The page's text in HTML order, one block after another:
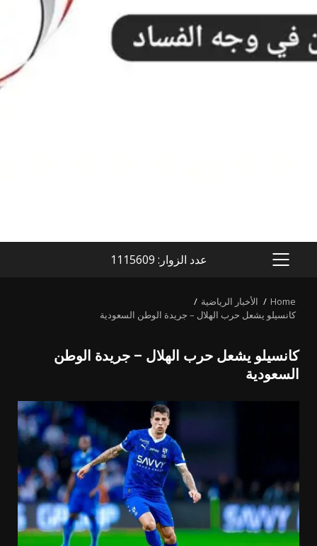
PRIMARY
عدد الزوار: 1115609
Home
الأخبار الرياضية
كانسيلو يشعل حرب الهلال – جريدة الوطن السعودية
كانسيلو يشعل حرب الهلال – جريدة الوطن
السعودية